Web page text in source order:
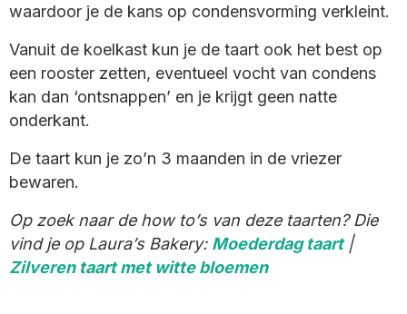
waardoor je de kans op condensvorming verkleint.
Vanuit de koelkast kun je de taart ook het best op
een rooster zetten, eventueel vocht van condens
kan dan ‘ontsnappen’ en je krijgt geen natte
onderkant.
De taart kun je zo’n 3 maanden in de vriezer
bewaren.
Op zoek naar de how to’s van deze taarten? Die
vind je op Laura’s Bakery: Moederdag taart|
Zilveren taart met witte bloemen